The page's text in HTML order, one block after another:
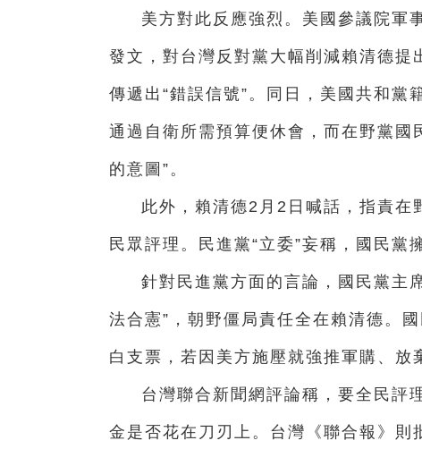
美方對此反應強烈。美國參議院軍
發文，對台灣反對黨大幅削減賴清德
傳遞出“錯誤信號”。同日，美國共和黨
通過自衛所需預算便休會，而在野黨國
的意圖”。
此外，賴清德2月2日喊話，指責在
民眾評理。民進黨“立委”妄稱，國民黨
針對民進黨方面的言論，國民黨主
法合憲”，朝野僵局責任全在賴清德。
白支票，若因美方施壓就強推軍購、放
台灣聯合新聞網評論稱，要全民評
金是否花在刀刃上。台灣《聯合報》則